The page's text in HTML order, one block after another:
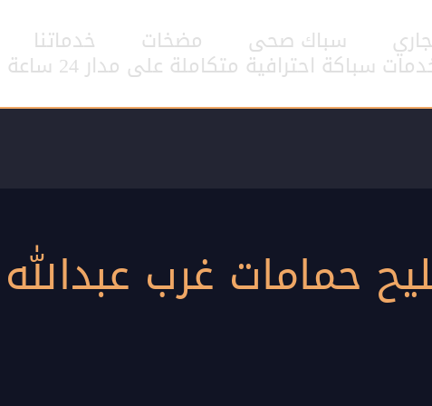
سباك صحى مضخات خدماتنا
احترافية متكاملة على مدار 24 ساعة
حمامات غرب عبدالله